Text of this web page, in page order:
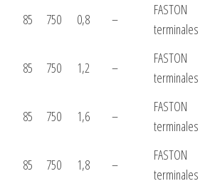
85 750 0,8 –
FASTON
terminales
85 750 1,2 –
FASTON
terminales
85 750 1,6 –
FASTON
terminales
85 750 1,8 –
FASTON
terminales